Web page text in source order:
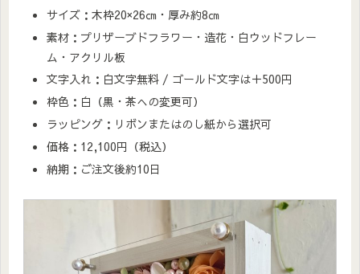
サイズ：木枠20×26㎝・厚み約8㎝
素材：プリザーブドフラワー・造花・白ウッドフレー
ム・アクリル板
文字入れ：白文字無料 / ゴールド文字は＋500円
枠色：白（黒・茶への変更可）
ラッピング：リボンまたはのし紙から選択可
価格：12,100円（税込）
納期：ご注文後約10日